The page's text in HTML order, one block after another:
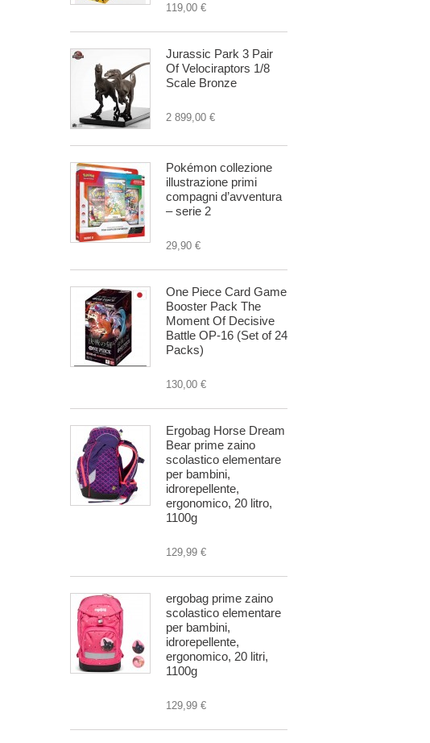
119,00 €
Jurassic Park 3 Pair
Of Velociraptors 1/8
Scale Bronze
2 899,00 €
Pokémon collezione
illustrazione primi
compagni d’avventura
– serie 2
29,90 €
One Piece Card Game
Booster Pack The
Moment Of Decisive
Battle OP-16 (Set of 24
Packs)
130,00 €
Ergobag Horse Dream
Bear prime zaino
scolastico elementare
per bambini,
idrorepellente,
ergonomico, 20 litro,
1100g
129,99 €
ergobag prime zaino
scolastico elementare
per bambini,
idrorepellente,
ergonomico, 20 litri,
1100g
129,99 €